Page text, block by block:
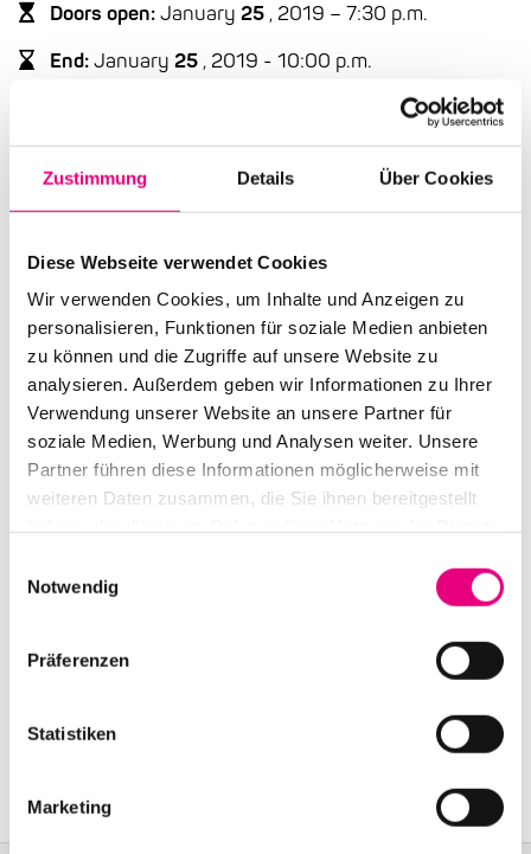
Zustimmung Details Über Cookies
Diese Webseite verwendet Cookies
Wir verwenden Cookies, um Inhalte und Anzeigen zu
personalisieren, Funktionen für soziale Medien anbieten
zu können und die Zugriffe auf unsere Website zu
analysieren. Außerdem geben wir Informationen zu Ihrer
Verwendung unserer Website an unsere Partner für
soziale Medien, Werbung und Analysen weiter. Unsere
Partner führen diese Informationen möglicherweise mit
weiteren Daten zusammen, die Sie ihnen bereitgestellt
Notwendig
Präferenzen
Statistiken
Marketing
Doors open:January25 , 2019 – 7:30 p.m.
End:January25, 2019 - 10:00 p.m.
Dimitri de Perrot: Concept, Direction, Set Design,
Julian Sartorius: dr
Advance ticket price: €18/ reduced €9
Box office: €18/ reduced €9
Nationality: Switzerland
EinTanzHaus Mannheim: G4 5, Mannheim
Event Series: MYOUSICDimitri de Perrot // Day 1